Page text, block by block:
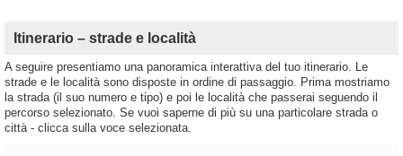
Itinerario – strade e località
A seguire presentiamo una panoramica interattiva del tuo itinerario. Le
strade e le località sono disposte in ordine di passaggio. Prima mostriamo
la strada (il suo numero e tipo) e poi le località che passerai seguendo il
percorso selezionato. Se vuoi saperne di più su una particolare strada o
città - clicca sulla voce selezionata.